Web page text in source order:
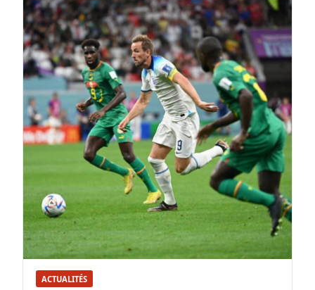
ACTUALITÉS